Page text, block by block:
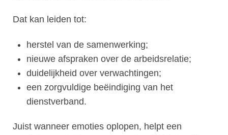
Dat kan leiden tot:
herstel van de samenwerking;
nieuwe afspraken over de arbeidsrelatie;
duidelijkheid over verwachtingen;
een zorgvuldige beëindiging van het
dienstverband.
Juist wanneer emoties oplopen, helpt een